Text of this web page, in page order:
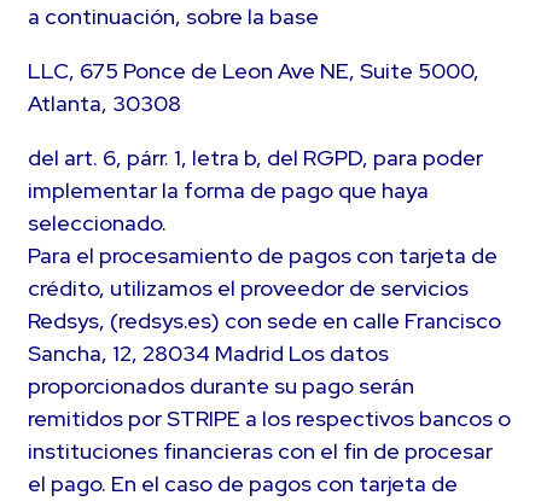
a continuación, sobre la base
LLC, 675 Ponce de Leon Ave NE, Suite 5000,
Atlanta, 30308
del art. 6, párr. 1, letra b, del RGPD, para poder
implementar la forma de pago que haya
seleccionado.
Para el procesamiento de pagos con tarjeta de
crédito, utilizamos el proveedor de servicios
Redsys, (redsys.es) con sede en calle Francisco
Sancha, 12, 28034 Madrid Los datos
proporcionados durante su pago serán
remitidos por STRIPE a los respectivos bancos o
instituciones financieras con el fin de procesar
el pago. En el caso de pagos con tarjeta de